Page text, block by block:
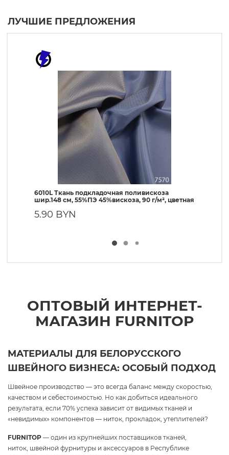
ЛУЧШИЕ ПРЕДЛОЖЕНИЯ
6010L Ткань подкладочная поливискоза
шир.148 см, 55%ПЭ 45%вискоза, 90 г/м², цветная
5.90 BYN
ОПТОВЫЙ ИНТЕРНЕТ-
МАГАЗИН FURNITOP
МАТЕРИАЛЫ ДЛЯ БЕЛОРУССКОГО
ШВЕЙНОГО БИЗНЕСА: ОСОБЫЙ ПОДХОД
Швейное производство — это всегда баланс между скоростью,
качеством и себестоимостью. Но как добиться идеального
результата, если 70% успеха зависит от видимых тканей и
«невидимых» компонентов — ниток, прокладок, утеплителей?
FURNITOP — один из крупнейших поставщиков тканей,
ниток, швейной фурнитуры и аксессуаров в Республике